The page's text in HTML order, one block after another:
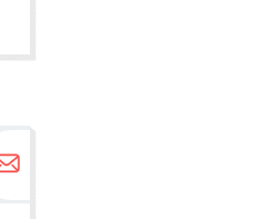
more...
more...